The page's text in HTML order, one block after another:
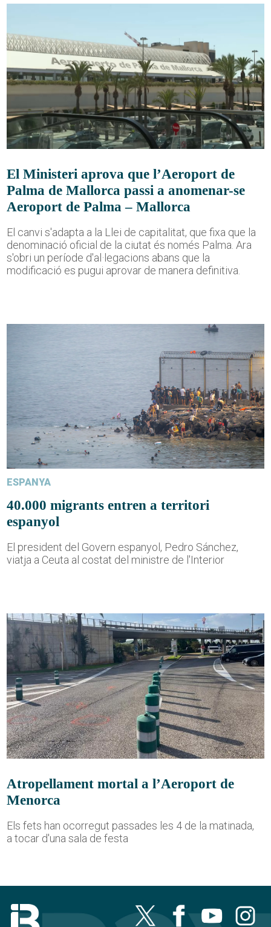
El Ministeri aprova que l’Aeroport de
Palma de Mallorca passi a anomenar-se
Aeroport de Palma – Mallorca
El canvi s'adapta a la Llei de capitalitat, que fixa que la
denominació oficial de la ciutat és només Palma. Ara
s'obri un període d'al·legacions abans que la
modificació es pugui aprovar de manera definitiva.
ESPANYA
40.000 migrants entren a territori
espanyol
El president del Govern espanyol, Pedro Sánchez,
viatja a Ceuta al costat del ministre de l'Interior
Atropellament mortal a l’Aeroport de
Menorca
Els fets han ocorregut passades les 4 de la matinada,
a tocar d'una sala de festa